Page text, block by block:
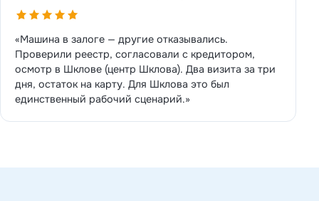
«Машина в залоге — другие отказывались.
Проверили реестр, согласовали с кредитором,
осмотр в Шклове (центр Шклова). Два визита за три
дня, остаток на карту. Для Шклова это был
единственный рабочий сценарий.»